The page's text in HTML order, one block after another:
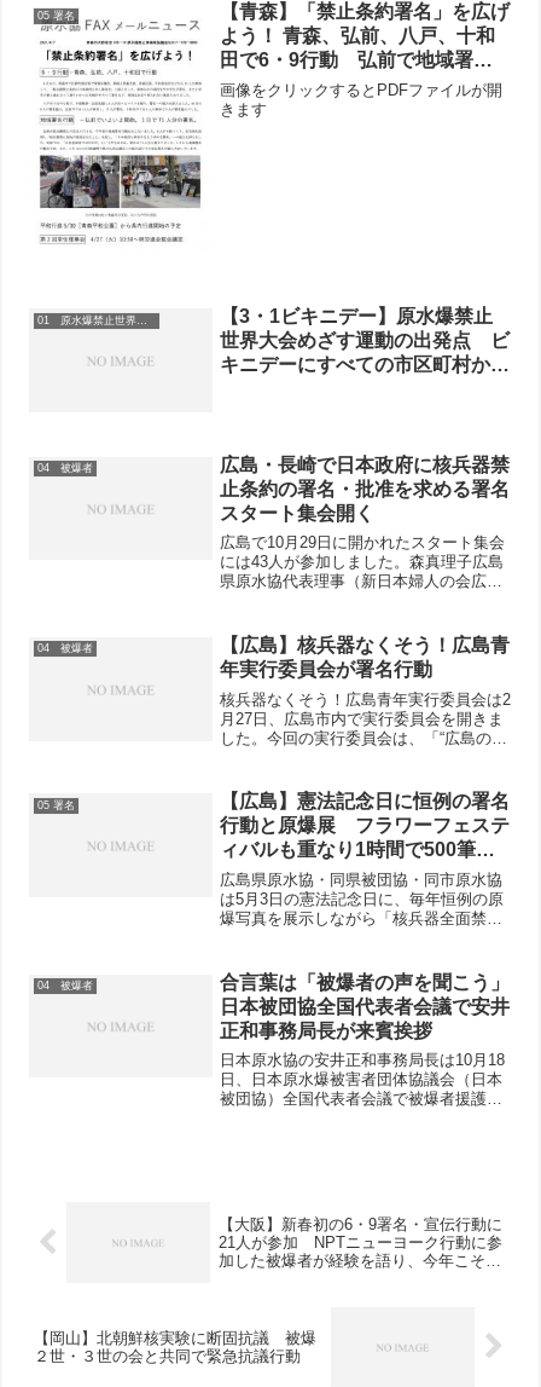
05 署名
【青森】「禁止条約署名」を広げ
よう！ 青森、弘前、八戸、十和
田で6・9行動 弘前で地域署名
行動スタート1日で71人分集まる
画像をクリックするとPDFファイルが開
きます
01 原水爆禁止世界大会
【3・1ビキニデー】原水爆禁止
世界大会めざす運動の出発点 ビ
キニデーにすべての市区町村から
04 被爆者
広島・長崎で日本政府に核兵器禁
止条約の署名・批准を求める署名
スタート集会開く
広島で10月29日に開かれたスタート集会
には43人が参加しました。森真理子広島
県原水協代表理事（新日本婦人の会広島
事は、セントビンセント・グレナディー
ンのラルフ・ゴンザ...
04 被爆者
【広島】核兵器なくそう！広島青
年実行委員会が署名行動
核兵器なくそう！広島青年実行委員会は2
月27日、広島市内で実行委員会を開きま
した。今回の実行委員会は、「“広島の青
ていきたい」「やりたいことから始めよ
う」という想いか...
05 署名
【広島】憲法記念日に恒例の署名
行動と原爆展 フラワーフェステ
ィバルも重なり1時間で500筆超
える署名寄せられる
広島県原水協・同県被団協・同市原水協
は5月3日の憲法記念日に、毎年恒例の原
爆写真を展示しながら「核兵器全面禁止
ワー・フェスティバル」が始まったこと
もあり、広島市民をはじ...
04 被爆者
合言葉は「被爆者の声を聞こう」
日本被団協全国代表者会議で安井
正和事務局長が来賓挨拶
日本原水協の安井正和事務局長は10月18
日、日本原水爆被害者団体協議会（日本
被団協）全国代表者会議で被爆者援護連
【大阪】新春初の6・9署名・宣伝行動に
21人が参加 NPTニューヨーク行動に参
加した被爆者が経験を語り、今年こそ核
【岡山】北朝鮮核実験に断固抗議 被爆
２世・３世の会と共同で緊急抗議行動